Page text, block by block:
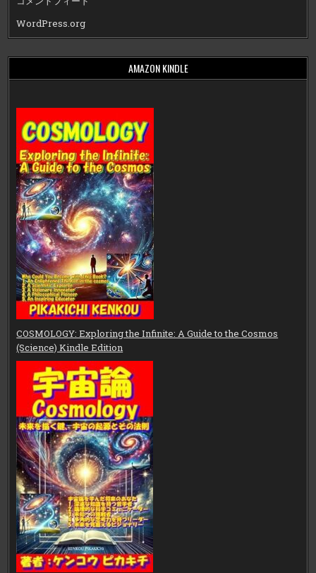
WordPress.org
AMAZON KINDLE
COSMOLOGY: Exploring the Infinite: A Guide to the Cosmos
(Science) Kindle Edition